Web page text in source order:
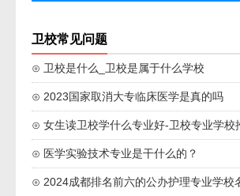
卫校常见问题
⊙ 卫校是什么_卫校是属于什么学校
⊙ 2023国家取消大专临床医学是真的吗
⊙ 女生读卫校学什么专业好-卫校专业学校
⊙ 医学实验技术专业是干什么的？
⊙ 2024成都排名前六的公办护理专业学校